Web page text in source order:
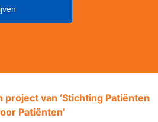
project van ‘Stichting Patiënten
Patiënten’